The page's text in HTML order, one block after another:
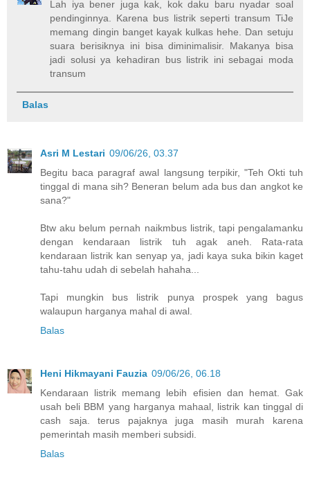
Lah iya bener juga kak, kok daku baru nyadar soal
pendinginnya. Karena bus listrik seperti transum TiJe
memang dingin banget kayak kulkas hehe. Dan setuju
suara berisiknya ini bisa diminimalisir. Makanya bisa
jadi solusi ya kehadiran bus listrik ini sebagai moda
transum
Balas
Asri M Lestari 09/06/26, 03.37
Begitu baca paragraf awal langsung terpikir, "Teh Okti tuh
tinggal di mana sih? Beneran belum ada bus dan angkot ke
sana?"
Btw aku belum pernah naikmbus listrik, tapi pengalamanku
dengan kendaraan listrik tuh agak aneh. Rata-rata
kendaraan listrik kan senyap ya, jadi kaya suka bikin kaget
tahu-tahu udah di sebelah hahaha...
Tapi mungkin bus listrik punya prospek yang bagus
walaupun harganya mahal di awal.
Balas
Heni Hikmayani Fauzia 09/06/26, 06.18
Kendaraan listrik memang lebih efisien dan hemat. Gak
usah beli BBM yang harganya mahaal, listrik kan tinggal di
cash saja. terus pajaknya juga masih murah karena
pemerintah masih memberi subsidi.
Balas